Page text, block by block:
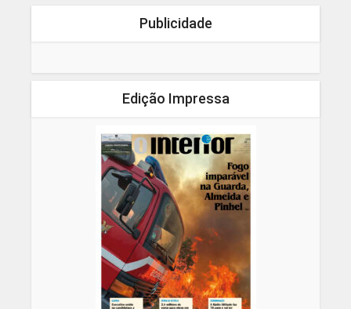
Publicidade
Edição Impressa